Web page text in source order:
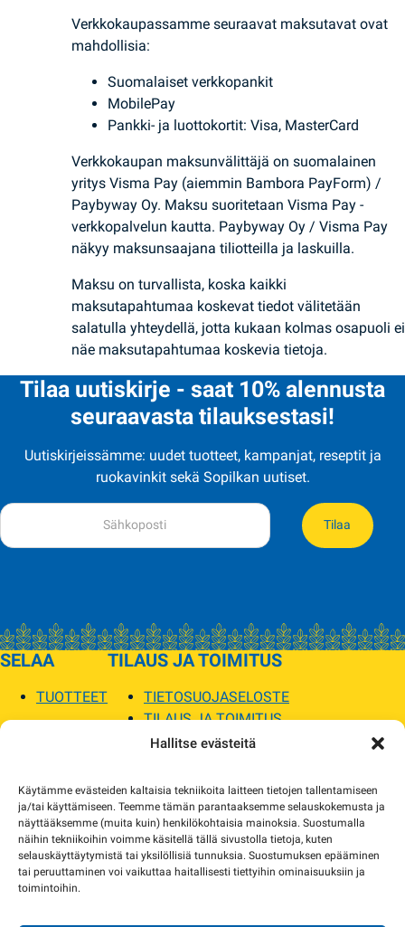
Hallitse evästeitä
Käytämme evästeiden kaltaisia tekniikoita laitteen tietojen tallentamiseen
ja/tai käyttämiseen. Teemme tämän parantaaksemme selauskokemusta ja
näyttääksemme (muita kuin) henkilökohtaisia mainoksia. Suostumalla
näihin tekniikoihin voimme käsitellä tällä sivustolla tietoja, kuten
selauskäyttäytymistä tai yksilöllisiä tunnuksia. Suostumuksen epääminen
tai peruuttaminen voi vaikuttaa haitallisesti tiettyihin ominaisuuksiin ja
toimintoihin.
Verkkokaupassamme seuraavat maksutavat ovat
mahdollisia:
Suomalaiset verkkopankit
MobilePay
Pankki- ja luottokortit: Visa, MasterCard
Verkkokaupan maksunvälittäjä on suomalainen
yritys Visma Pay (aiemmin Bambora PayForm) /
Paybyway Oy. Maksu suoritetaan Visma Pay -
verkkopalvelun kautta. Paybyway Oy / Visma Pay
näkyy maksunsaajana tiliotteilla ja laskuilla.
Maksu on turvallista, koska kaikki
maksutapahtumaa koskevat tiedot välitetään
salatulla yhteydellä, jotta kukaan kolmas osapuoli ei
näe maksutapahtumaa koskevia tietoja.
Tilaa uutiskirje - saat 10% alennusta
seuraavasta tilauksestasi!
Uutiskirjeissämme: uudet tuotteet, kampanjat, reseptit ja
ruokavinkit sekä Sopilkan uutiset.
Tilaa
SELAA
TUOTTEET
TILAUS JA TOIMITUS
TIETOSUOJASELOSTE
TILAUS JA TOIMITUS
TOIMITUSEHDOT
MYYMÄLÄT JA YHTEYSTIEDOT
USEIN KYSYTYT
AJANKOHTAISTA